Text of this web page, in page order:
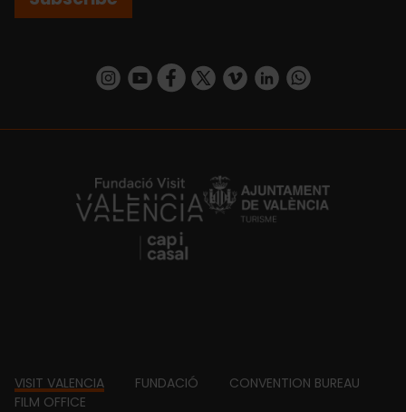
https://www.instagram.com/visit_valencia/
https://www.youtube.com/user/
https://www.facebook.com/
https://twitter.com/VisitaValencia
https://vimeo.com/
https://www.linkedin.com/company/turismo-valencia/https://api.whatsapp.com/send/
https://fundacion.visitvalencia.com/
Footer
VISIT VALENCIA FUNDACIÓ
CONVENTION BUREAU
FILM OFFICE